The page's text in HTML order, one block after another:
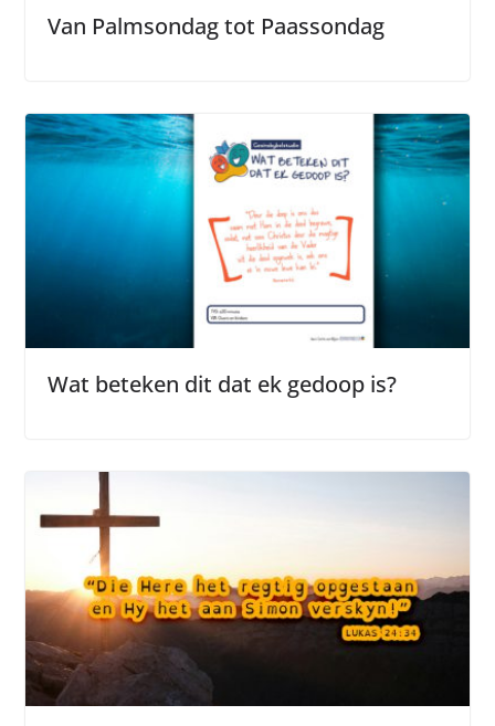
Van Palmsondag tot Paassondag
Wat beteken dit dat ek gedoop is?